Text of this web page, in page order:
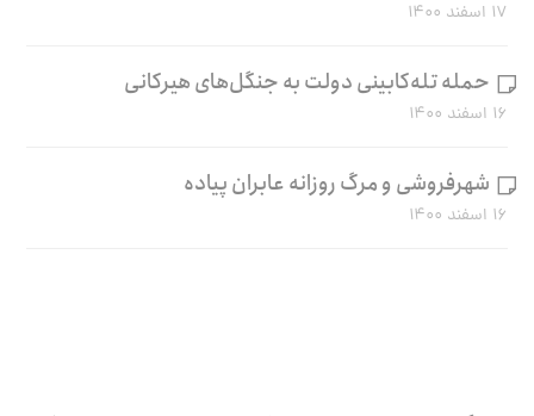
۱۷ اسفند ۱۴۰۰
حمله تله‌کابینی دولت به جنگل‌های هیرکانی
۱۶ اسفند ۱۴۰۰
شهرفروشی و مرگ روزانه عابران پیاده
۱۶ اسفند ۱۴۰۰